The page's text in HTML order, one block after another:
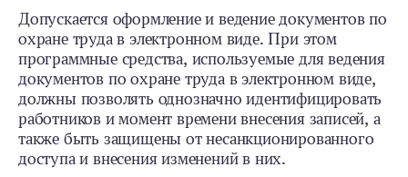
Допускается оформление и ведение документов по
охране труда в электронном виде. При этом
программные средства, используемые для ведения
документов по охране труда в электронном виде,
должны позволять однозначно идентифицировать
работников и момент времени внесения записей, а
также быть защищены от несанкционированного
доступа и внесения изменений в них.